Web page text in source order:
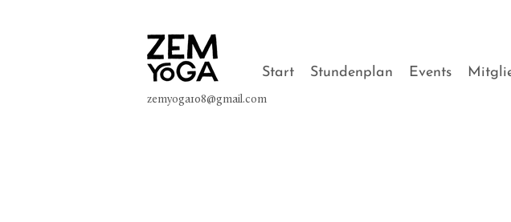
Start Stundenplan Events
zemyoga108@gmail.com